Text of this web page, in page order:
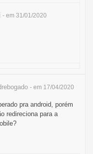
- em 31/01/2020
- em 17/04/2020
pra android, porém
redireciona para a